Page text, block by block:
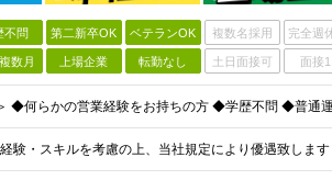
不問 第二新卒OK ベテランOK 複数名採用 完全週
数月 上場企業 転勤なし 土日面接可 面接1